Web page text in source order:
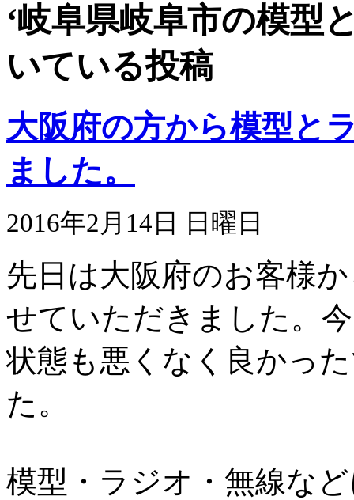
‘岐阜県岐阜市の模型
いている投稿
大阪府の方から模型と
ました。
2016年2月14日 日曜日
先日は大阪府のお客様
せていただきました。
状態も悪くなく良かっ
た。
模型・ラジオ・無線な